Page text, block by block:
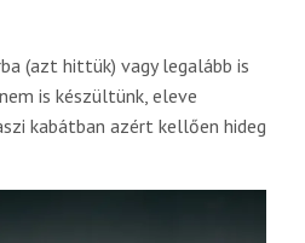
(azt hittük) vagy legalább is
is készültünk, eleve
kabátban azért kellően hideg